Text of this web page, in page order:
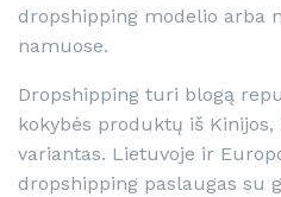
dropshipping modelio arba
namuose.
Dropshipping turi blogą
kokybės produktų iš
variantas. Lietuvoje ir
dropshipping paslaugas su